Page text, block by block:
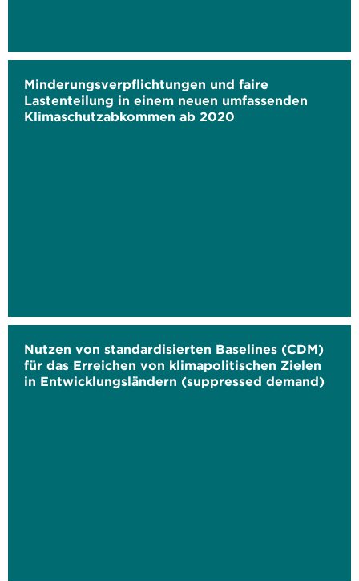
Minderungsverpflichtungen und faire
Lastenteilung in einem neuen umfassenden
Klimaschutzabkommen ab 2020
Nutzen von standardisierten Baselines (CDM)
für das Erreichen von klimapolitischen Zielen
in Entwicklungsländern (suppressed demand)